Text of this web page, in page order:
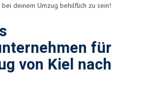
deinem Umzug behilflich zu sein!
für
von Kiel nach